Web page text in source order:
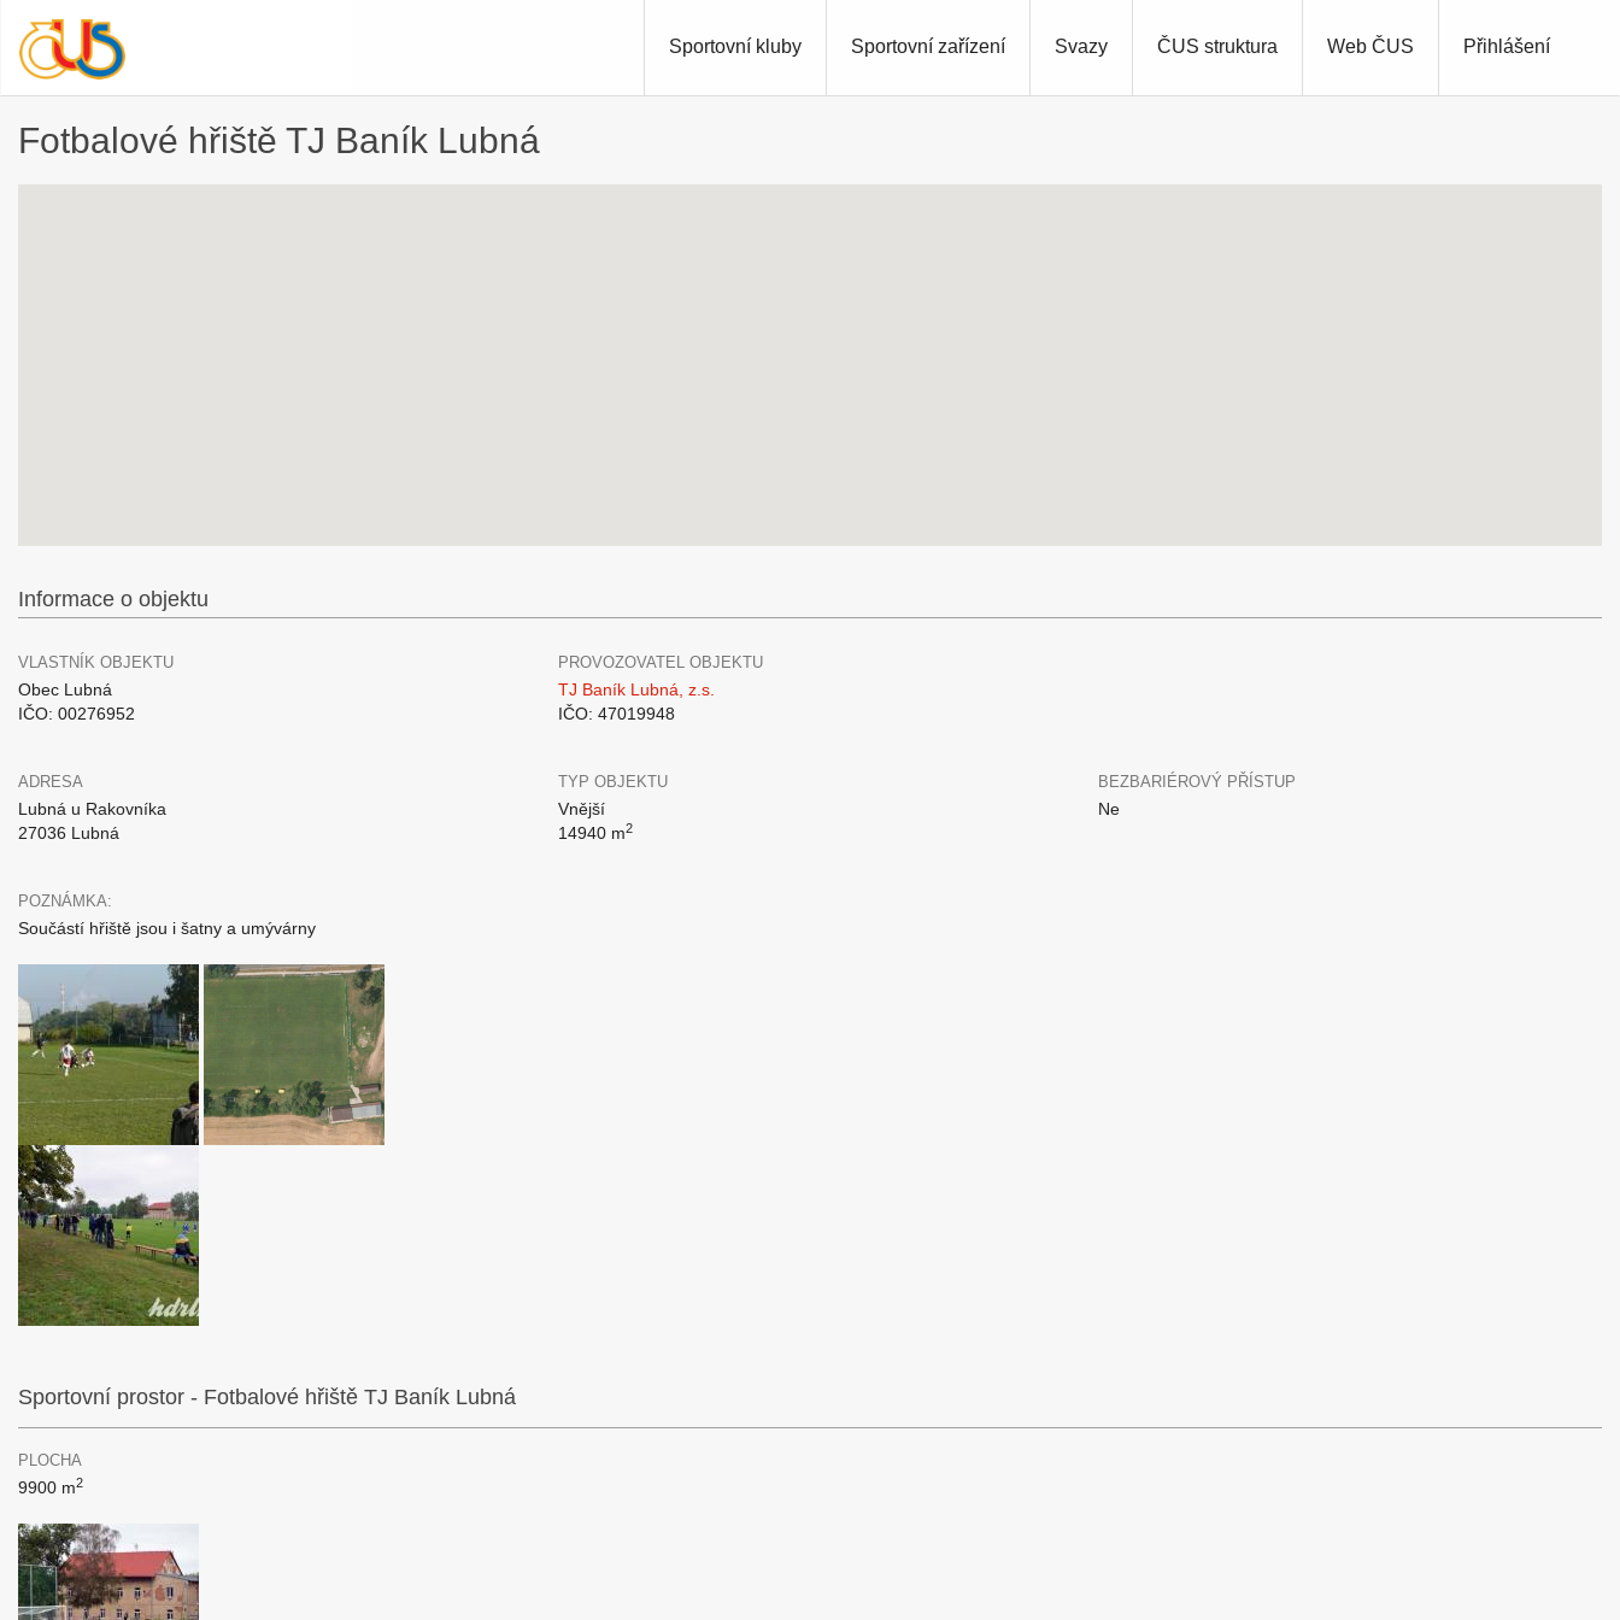
Přihlášení
Sportovní kluby Sportovní zařízení Svazy ČUS struktura Web ČUS
Fotbalové hřiště TJ Baník Lubná
Informace o objektu
VLASTNÍK OBJEKTU
Obec Lubná
IČO: 00276952
PROVOZOVATEL OBJEKTU
TJ Baník Lubná, z.s.
IČO: 47019948
ADRESA
Lubná u Rakovníka
27036 Lubná
TYP OBJEKTU
Vnější
14940 m2
BEZBARIÉROVÝ PŘÍSTUP
Ne
POZNÁMKA:
Součástí hřiště jsou i šatny a umývárny
Sportovní prostor - Fotbalové hřiště TJ Baník Lubná
PLOCHA
9900 m2